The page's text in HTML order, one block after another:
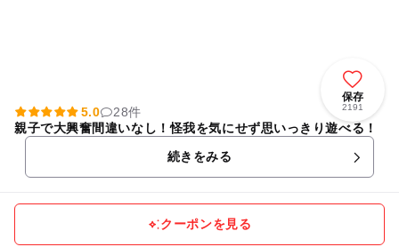
保存
2191
5.0
28件
親子で大興奮間違いなし！怪我を気にせず思いっきり遊べる！
続きをみる
クーポンを見る